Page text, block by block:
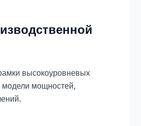
высокоуровневых
мощностей,